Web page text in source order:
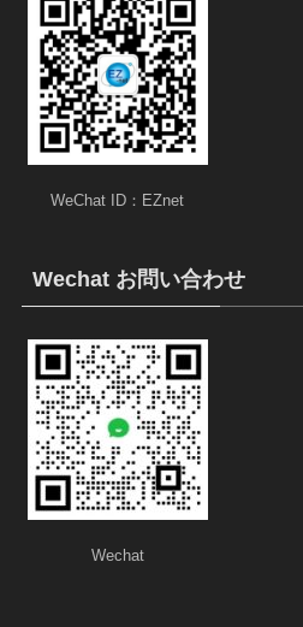
WeChat ID：EZnet
Wechat お問い合わせ
Wechat